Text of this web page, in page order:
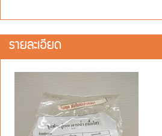
รายละเอียด